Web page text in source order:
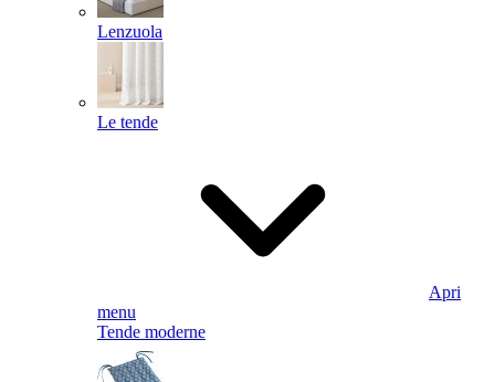
Lenzuola
Le tende
Apri
menu
Tende moderne